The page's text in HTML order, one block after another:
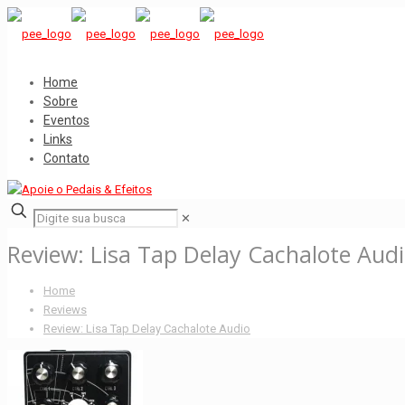
Home
Sobre
Eventos
Links
Contato
✕
Review: Lisa Tap Delay Cachalote
Home
Reviews
Review: Lisa Tap Delay Cachalote Audio